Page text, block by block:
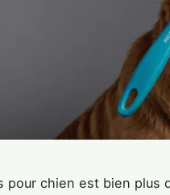
pour chien est bien plus